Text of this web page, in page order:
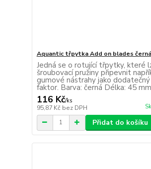
Aquantic třpytka Add on blades
Jedná se o rotující třpytky, které
šroubovací pružiny připevnit
gumové nástrahy jako
faktor. Barva: černá Délka: 45 mm
116 Kč/ks
95,87 Kč bez DPH
Přidat do košíku